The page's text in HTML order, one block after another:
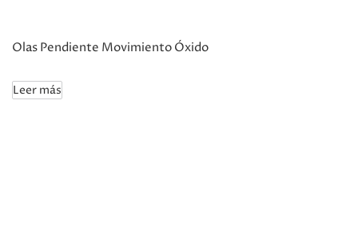
Olas Pendiente Movimiento Óxido
Leer más